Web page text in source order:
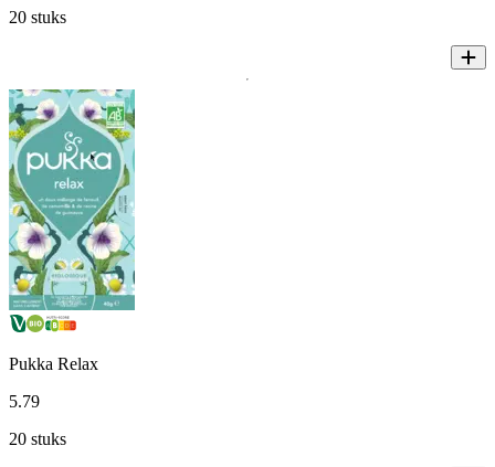
20 stuks
Pukka Relax
5.79
20 stuks